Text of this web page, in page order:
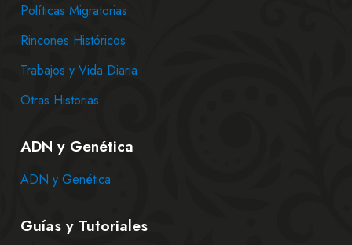
Políticas Migratorias
Rincones Históricos
Trabajos y Vida Diaria
Otras Historias
ADN y Genética
ADN y Genética
Guías y Tutoriales